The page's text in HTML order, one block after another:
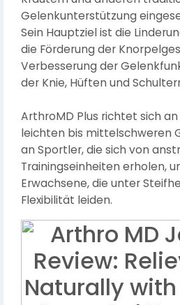
Gelenkunterstützung
Sein Hauptziel ist die
die Förderung der
Verbesserung der
der Knie, Hüften und
ArthroMD Plus richtet sich
leichten bis mittelschweren
an Sportler, die sich von
Trainingseinheiten erholen,
Erwachsene, die unter
Flexibilität leiden.